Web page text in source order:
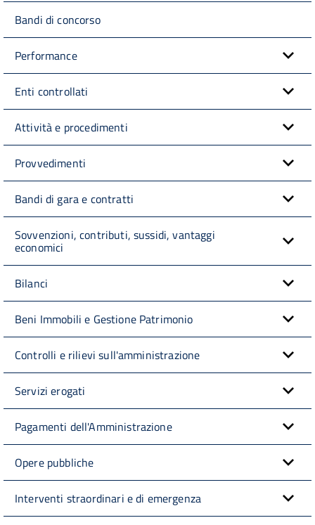
Bandi di concorso
Performance
Enti controllati
Attività e procedimenti
Provvedimenti
Bandi di gara e contratti
Sovvenzioni, contributi, sussidi, vantaggi
economici
Bilanci
Beni Immobili e Gestione Patrimonio
Controlli e rilievi sull'amministrazione
Servizi erogati
Pagamenti dell'Amministrazione
Opere pubbliche
Interventi straordinari e di emergenza